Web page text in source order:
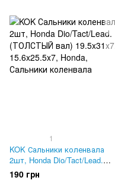
1
KOK Сальники коленвала
2шт, Honda Dio/Tact/Lead.
(ТОЛСТЫЙ вал) 19.5x31x7.
15.6x25.5x7
190 грн